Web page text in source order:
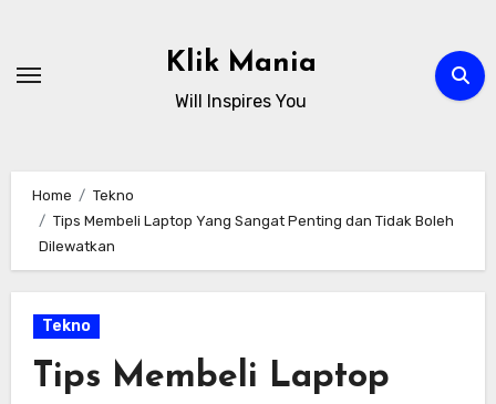
content
Klik Mania
Will Inspires You
Home
Tekno
Tips Membeli Laptop Yang Sangat Penting dan Tidak Boleh
Dilewatkan
Tekno
Tips Membeli Laptop